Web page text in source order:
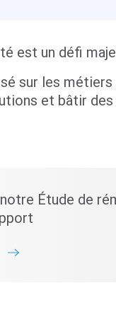
est un défi
sur les métiers
et bâtir
Étude de